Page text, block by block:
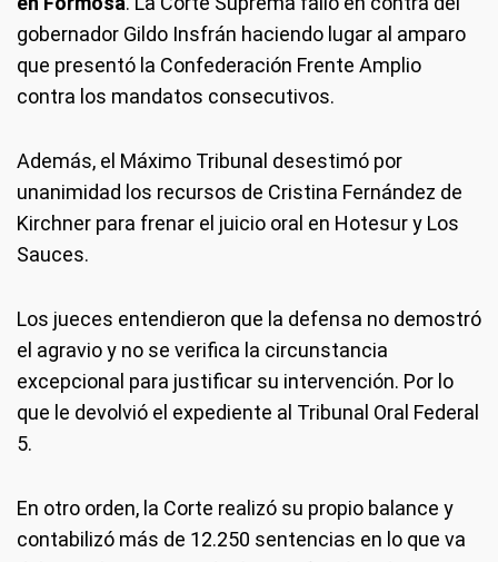
gobernador Gildo Insfrán haciendo lugar al amparo
que presentó la Confederación Frente Amplio
contra los mandatos consecutivos.
Además, el Máximo Tribunal desestimó por
unanimidad los recursos de Cristina Fernández de
Kirchner para frenar el juicio oral en Hotesur y Los
Sauces.
Los jueces entendieron que la defensa no demostró
el agravio y no se verifica la circunstancia
excepcional para justificar su intervención. Por lo
que le devolvió el expediente al Tribunal Oral Federal
5.
En otro orden, la Corte realizó su propio balance y
contabilizó más de 12.250 sentencias en lo que va